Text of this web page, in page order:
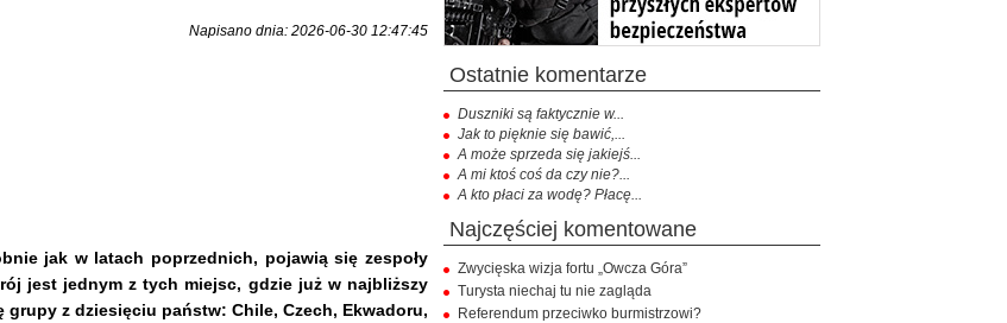
Napisano dnia: 2026-06-30 12:47:45
jak w latach poprzednich, pojawią się zespoły
jest jednym z tych miejsc, gdzie już w najbliższy
grupy z dziesięciu państw: Chile, Czech, Ekwadoru,
ostatnie komentarze
Duszniki są faktycznie w...
Jak to pięknie się bawić,...
A może sprzeda się jakiejś...
A mi ktoś coś da czy nie?...
A kto płaci za wodę? Płacę...
najczęściej komentowane
Zwycięska wizja fortu „Owcza Góra”
Turysta niechaj tu nie zagląda
Referendum przeciwko burmistrzowi?